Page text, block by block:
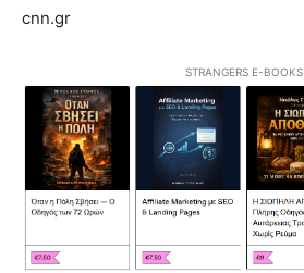
cnn.gr
STRANGERS E-BOOKS